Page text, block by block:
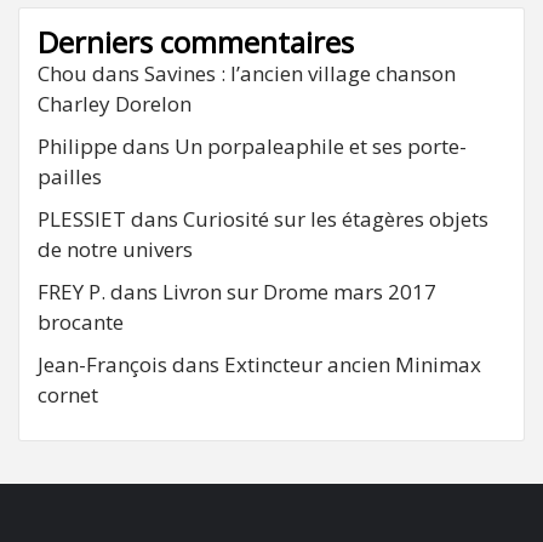
Derniers commentaires
Chou dans Savines : l’ancien village chanson
Charley Dorelon
Philippe dans Un porpaleaphile et ses porte-
pailles
PLESSIET dans Curiosité sur les étagères objets
de notre univers
FREY P. dans Livron sur Drome mars 2017
brocante
Jean-François dans Extincteur ancien Minimax
cornet